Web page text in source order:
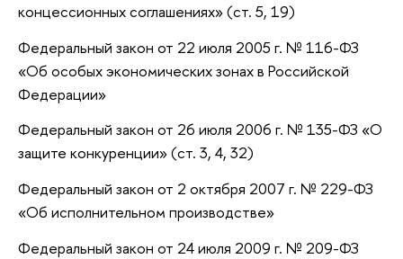
концессионных соглашениях» (ст. 5, 19)
Федеральный закон от 22 июля 2005 г. № 116-ФЗ
«Об особых экономических зонах в Российской
Федерации»
Федеральный закон от 26 июля 2006 г. № 135-ФЗ «О
защите конкуренции» (ст. 3, 4, 32)
Федеральный закон от 2 октября 2007 г. № 229-ФЗ
«Об исполнительном производстве»
Федеральный закон от 24 июля 2009 г. № 209-ФЗ